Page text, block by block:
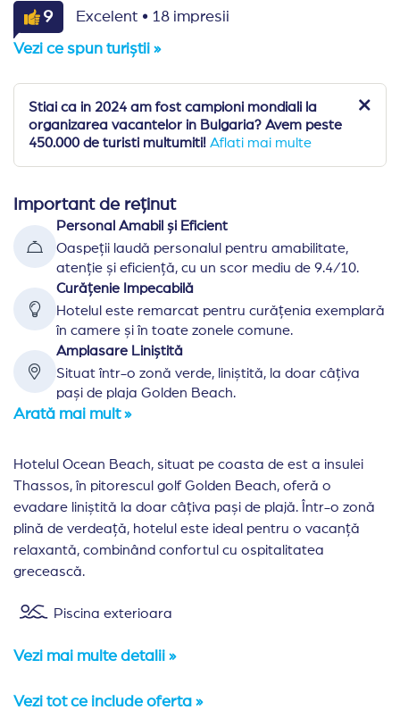
9 Excelent · 18 impresii
Vezi ce spun turiștii »
Stiai ca in 2024 am fost campioni mondiali la
organizarea vacantelor in Bulgaria? Avem peste
450.000 de turisti multumiti! Aflati mai multe
Hotelul Ocean Beach, situat pe coasta de est a insulei
Thassos, în pitorescul golf Golden Beach, oferă o
evadare liniștită la doar câțiva pași de plajă. Într-o zonă
plină de verdeață, hotelul este ideal pentru o vacanță
relaxantă, combinând confortul cu ospitalitatea
grecească.
Piscina exterioara
Vezi mai multe detalii »
Vezi tot ce include oferta »
Important de reținut
Personal Amabil și Eficient
Oaspeții laudă personalul pentru amabilitate,
atenție și eficiență, cu un scor mediu de 9.4/10.
Curățenie Impecabilă
Hotelul este remarcat pentru curățenia exemplară
în camere și în toate zonele comune.
Amplasare Liniștită
Situat într-o zonă verde, liniștită, la doar câțiva
pași de plaja Golden Beach.
Arată mai mult »